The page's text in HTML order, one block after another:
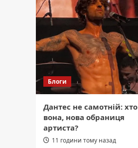
Блоги
Дантес не самотній: хто
вона, нова обраниця
артиста?
11 години тому назад